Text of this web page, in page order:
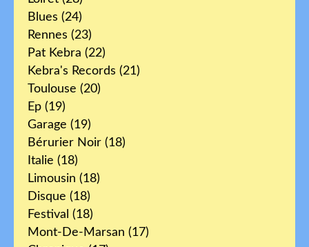
Blues (24)
Rennes (23)
Pat Kebra (22)
Kebra's Records (21)
Toulouse (20)
Ep (19)
Garage (19)
Bérurier Noir (18)
Italie (18)
Limousin (18)
Disque (18)
Festival (18)
Mont-De-Marsan (17)